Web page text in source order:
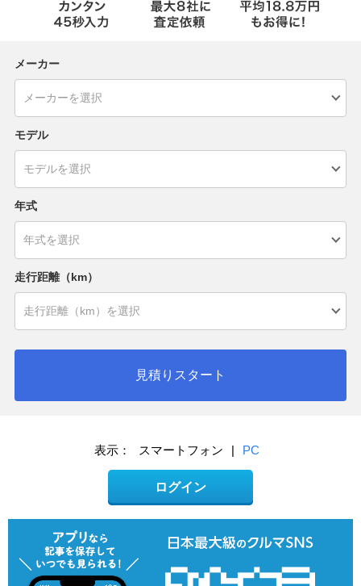
メーカー
モデル
年式
走行距離（km）
見積りスタート
表示： スマートフォン | PC
ログイン